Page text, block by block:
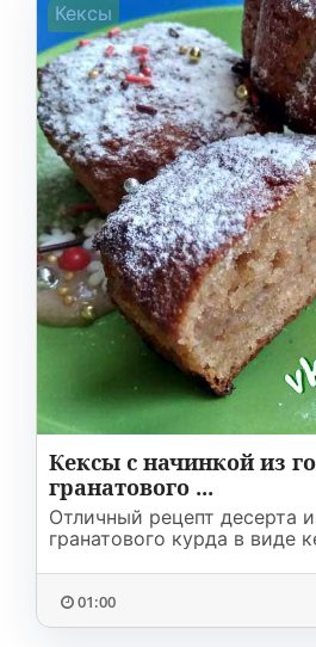
Кексы
Кексы с начинкой из
гранатового ...
Отличный рецепт десерта
гранатового курда в виде
01:00